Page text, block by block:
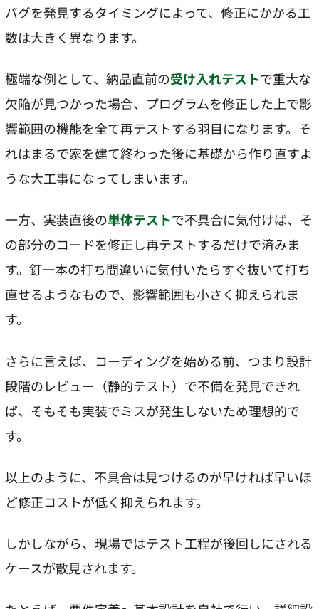
バグを発見するタイミングによって、修正にかかる工
数は大きく異なります。
極端な例として、納品直前の受け入れテストで重大な
欠陥が見つかった場合、プログラムを修正した上で影
響範囲の機能を全て再テストする羽目になります。そ
れはまるで家を建て終わった後に基礎から作り直すよ
うな大工事になってしまいます。
一方、実装直後の単体テストで不具合に気付けば、そ
の部分のコードを修正し再テストするだけで済みま
す。釘一本の打ち間違いに気付いたらすぐ抜いて打ち
直せるようなもので、影響範囲も小さく抑えられま
す。
さらに言えば、コーディングを始める前、つまり設計
段階のレビュー（静的テスト）で不備を発見できれ
ば、そもそも実装でミスが発生しないため理想的で
す。
以上のように、不具合は見つけるのが早ければ早いほ
ど修正コストが低く抑えられます。
しかしながら、現場ではテスト工程が後回しにされる
ケースが散見されます。